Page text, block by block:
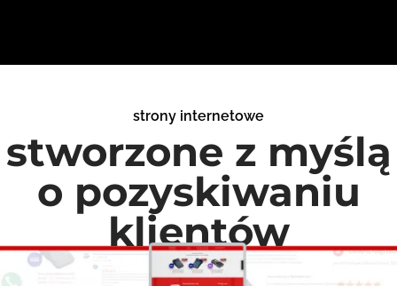
strony internetowe
stworzone z myślą
o pozyskiwaniu
klientów